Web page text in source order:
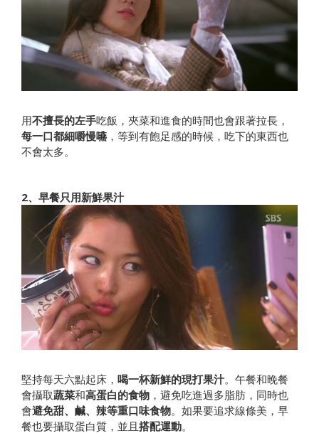
用不擅長的左手吃飯，夾菜和進食的時間也會跟著拉長，
每一口都細嚼慢嚥 ，等到有飽足感的時候，吃下的東西也
不會太多。
2、早餐只用新鮮果汁
堅持每天六點起床， 喝一杯新鮮的現打果汁。午餐和晚餐
會攝取蔬菜和高蛋白的食物 ，避免吃進過多脂肪，同時也
會避免甜、鹹、辣等重口味食物。如果要追求線條美，早
餐也要攝取蛋白質，並且搭配運動。